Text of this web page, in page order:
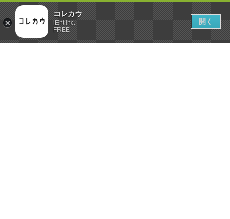
コレカウ
iEnt inc.
FREE
開く